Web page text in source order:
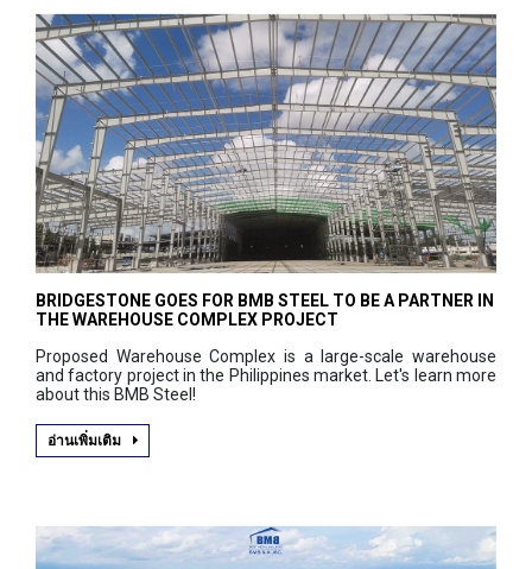
BRIDGESTONE GOES FOR BMB STEEL TO BE A PARTNER IN
THE WAREHOUSE COMPLEX PROJECT
Proposed Warehouse Complex is a large-scale warehouse
and factory project in the Philippines market. Let's learn more
about this BMB Steel!
อ่านเพิ่มเติม